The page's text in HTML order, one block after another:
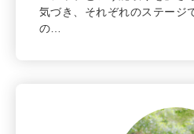
気づき、それぞれのステージ
の…